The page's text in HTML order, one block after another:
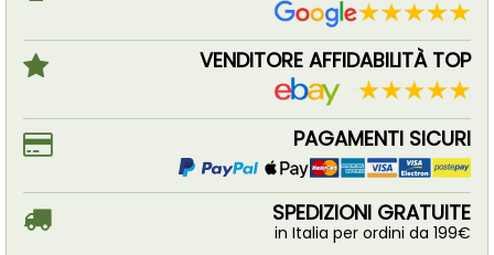
VENDITORE AFFIDABILITÀ TOP
PAGAMENTI SICURI
SPEDIZIONI GRATUITE
in Italia per ordini da 199€